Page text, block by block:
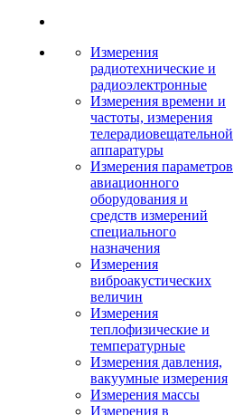
Измерения
радиотехнические и
радиоэлектронные
Измерения времени и
частоты, измерения
телерадиовещательной
аппаратуры
Измерения параметров
авиационного
оборудования и
средств измерений
специального
назначения
Измерения
виброакустических
величин
Измерения
теплофизические и
температурные
Измерения давления,
вакуумные измерения
Измерения массы
Измерения в